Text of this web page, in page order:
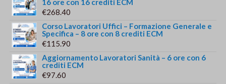
16 ore con 16 crediti ECM
€268.40
Corso Lavoratori Uffici – Formazione Generale e
Specifica – 8 ore con 8 crediti ECM
€115.90
Aggiornamento Lavoratori Sanità – 6 ore con 6
crediti ECM
€97.60